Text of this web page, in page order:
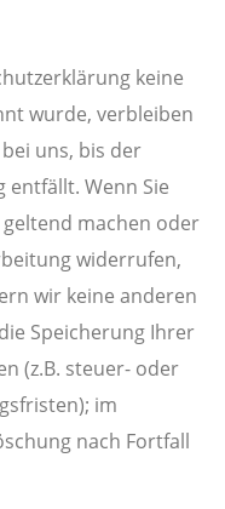
keine
wurde, verbleiben
uns, bis der
Wenn Sie
machen oder
widerrufen,
wir keine anderen
Speicherung Ihrer
(z.B. steuer- oder
im
nach Fortfall